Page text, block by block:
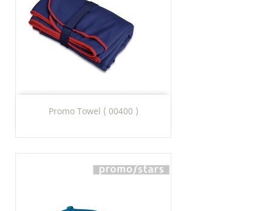
Promo Towel ( 00400 )